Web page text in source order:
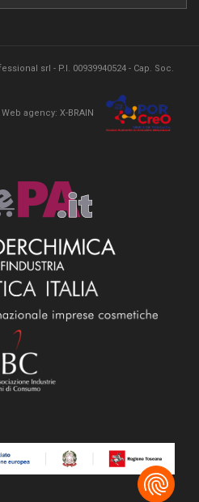
srl - P.I. 00939940524 - Cap. Soc.
Web agency: X-BRAIN